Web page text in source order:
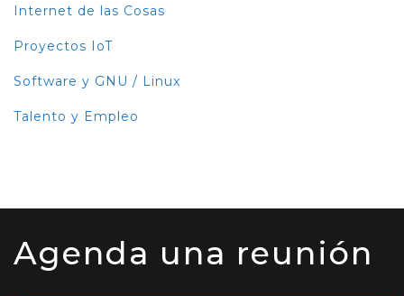
Internet de las Cosas
Proyectos IoT
Software y GNU / Linux
Talento y Empleo
Agenda una reunión